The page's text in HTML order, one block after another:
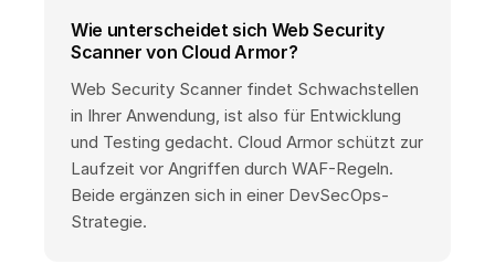
Wie unterscheidet sich Web Security
Scanner von Cloud Armor?
Web Security Scanner findet Schwachstellen
in Ihrer Anwendung, ist also für Entwicklung
und Testing gedacht. Cloud Armor schützt zur
Laufzeit vor Angriffen durch WAF-Regeln.
Beide ergänzen sich in einer DevSecOps-
Strategie.